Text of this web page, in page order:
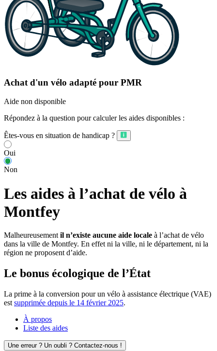
Achat d'un vélo adapté pour PMR
Aide non disponible
Répondez à la question pour calculer les aides disponibles :
Êtes-vous en situation de handicap ?
Oui
Non
Les aides à l’achat de vélo à
Montfey
Malheureusement il n’existe aucune aide locale à l’achat de vélo
dans la ville de Montfey. En effet ni la ville, ni le département, ni la
région ne proposent d’aide.
Le bonus écologique de l’État
La prime à la conversion pour un vélo à assistance électrique (VAE)
est supprimée depuis le 14 février 2025.
À propos
Liste des aides
Une erreur ? Un oubli ? Contactez-nous !